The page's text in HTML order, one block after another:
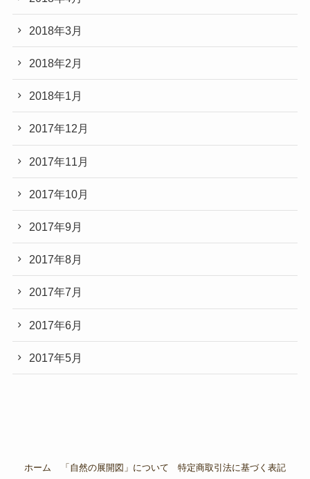
2018年3月
2018年2月
2018年1月
2017年12月
2017年11月
2017年10月
2017年9月
2017年8月
2017年7月
2017年6月
2017年5月
ホーム 「自然の展開図」について 特定商取引法に基づく表記